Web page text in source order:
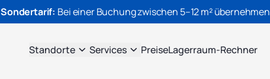
Sondertarif: Bei einer Buchung zwischen 5–12 m²
Standorte Services PreiseLagerraum-Rechner